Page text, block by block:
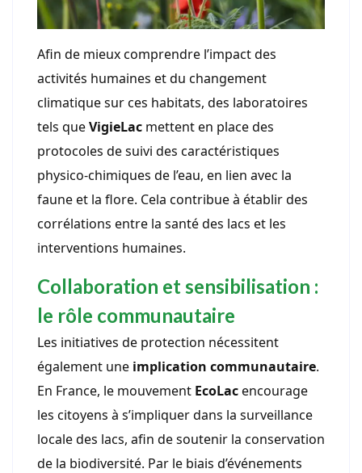
Afin de mieux comprendre l’impact des
activités humaines et du changement
climatique sur ces habitats, des laboratoires
tels queVigieLac mettent en place des
protocoles de suivi des caractéristiques
physico-chimiques de l’eau, en lien avec la
faune et la flore. Cela contribue à établir des
corrélations entre la santé des lacs et les
interventions humaines.
Collaboration et sensibilisation :
le rôle communautaire
Les initiatives de protection nécessitent
également une implication communautaire.
En France, le mouvement EcoLacencourage
les citoyens à s’impliquer dans la surveillance
locale des lacs, afin de soutenir la conservation
de la biodiversité. Par le biais d’événements